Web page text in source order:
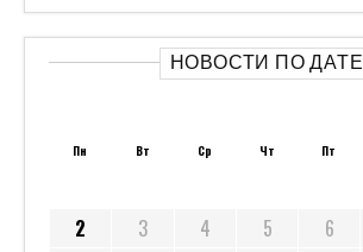
НОВОСТИ ПО ДАТЕ
Пн Вт Ср Чт Пт
2
3 4 5 6